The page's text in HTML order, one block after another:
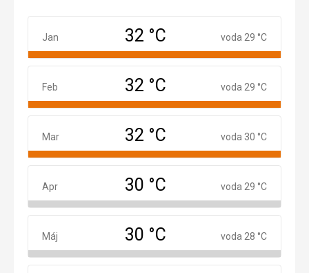
Január
Jan 32 °C voda 29 °C
Február
Feb 32 °C voda 29 °C
Marec
Mar 32 °C voda 30 °C
Apríl
Apr 30 °C voda 29 °C
Máj
Máj 30 °C voda 28 °C